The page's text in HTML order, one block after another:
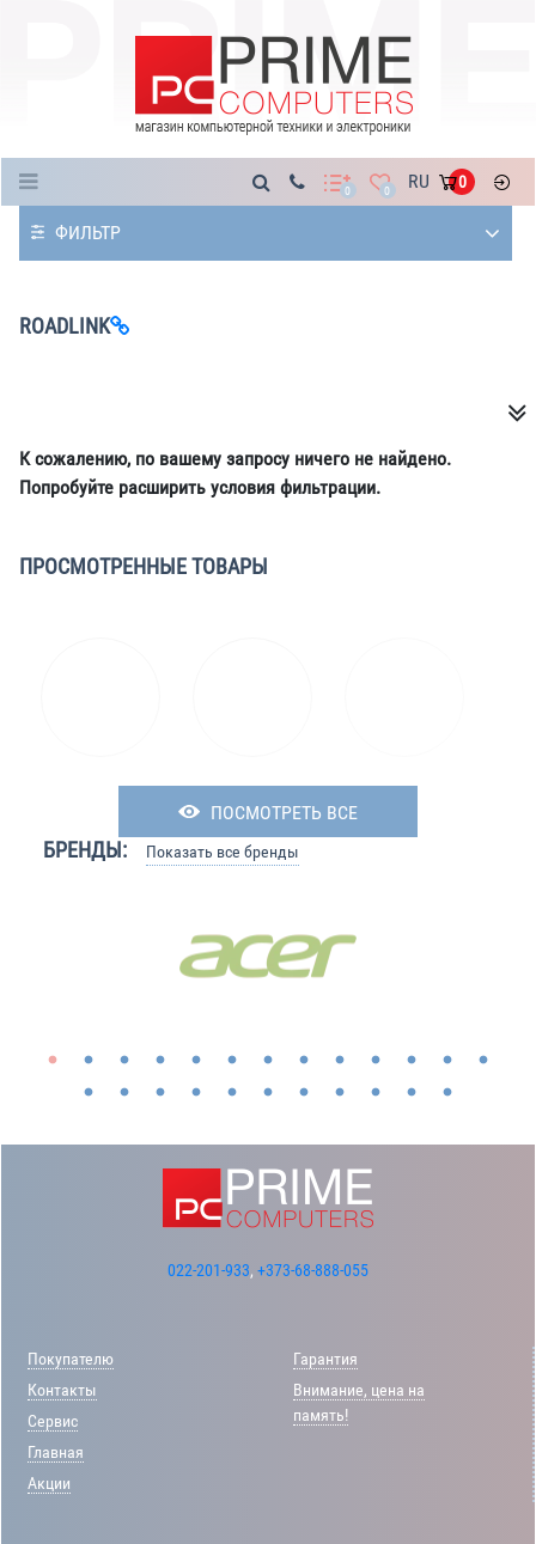
0 0 RU 0
ФИЛЬТР
ROADLINK
К сожалению, по вашему запросу ничего не найдено.
Попробуйте расширить условия фильтрации.
ПРОСМОТРЕННЫЕ ТОВАРЫ
ПОСМОТРЕТЬ ВСЕ
БРЕНДЫ: Показать все бренды
022-201-933, +373-68-888-055
Покупателю
Контакты
Сервис
Главная
Акции
Гарантия
Внимание, цена на
память!